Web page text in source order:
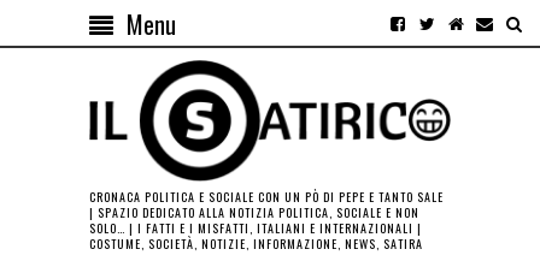
Menu
CRONACA POLITICA E SOCIALE CON UN PÒ DI PEPE E TANTO SALE
| SPAZIO DEDICATO ALLA NOTIZIA POLITICA, SOCIALE E NON
SOLO… | I FATTI E I MISFATTI, ITALIANI E INTERNAZIONALI |
COSTUME, SOCIETÀ, NOTIZIE, INFORMAZIONE, NEWS, SATIRA